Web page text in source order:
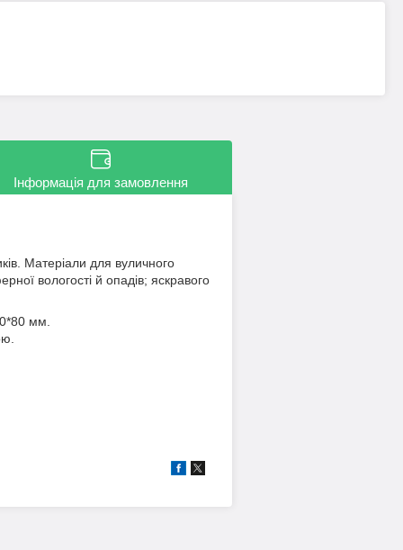
Інформація для замовлення
Матеріали для вуличного
вологості й опадів; яскравого
мм.